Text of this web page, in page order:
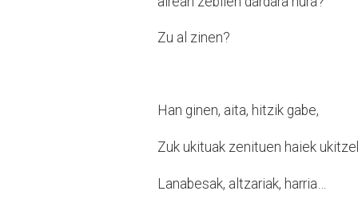
Zu al zinen?
Han ginen, aita, hitzik gabe,
Zuk ukituak zenituen haiek
Lanabesak, altzariak, harria…